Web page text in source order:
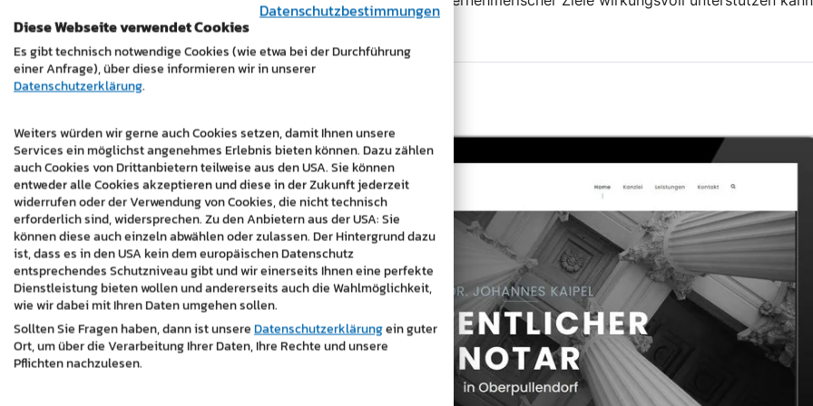
https://www.notar-kaipel.at/
Datenschutzbestimmungen
Diese Webseite verwendet Cookies
Es gibt technisch notwendige Cookies (wie etwa bei der Durchführung
einer Anfrage), über diese informieren wir in unserer
Datenschutzerklärung.
Weiters würden wir gerne auch Cookies setzen, damit Ihnen unsere
Services ein möglichst angenehmes Erlebnis bieten können. Dazu zählen
auch Cookies von Drittanbietern teilweise aus den USA. Sie können
entweder alle Cookies akzeptieren und diese in der Zukunft jederzeit
widerrufen oder der Verwendung von Cookies, die nicht technisch
erforderlich sind, widersprechen. Zu den Anbietern aus der USA: Sie
können diese auch einzeln abwählen oder zulassen. Der Hintergrund dazu
ist, dass es in den USA kein dem europäischen Datenschutz
entsprechendes Schutzniveau gibt und wir einerseits Ihnen eine perfekte
Dienstleistung bieten wollen und andererseits auch die Wahlmöglichkeit,
wie wir dabei mit Ihren Daten umgehen sollen.
Sollten Sie Fragen haben, dann ist unsereDatenschutzerklärungein guter
Ort, um über die Verarbeitung Ihrer Daten, Ihre Rechte und unsere
Pflichten nachzulesen.